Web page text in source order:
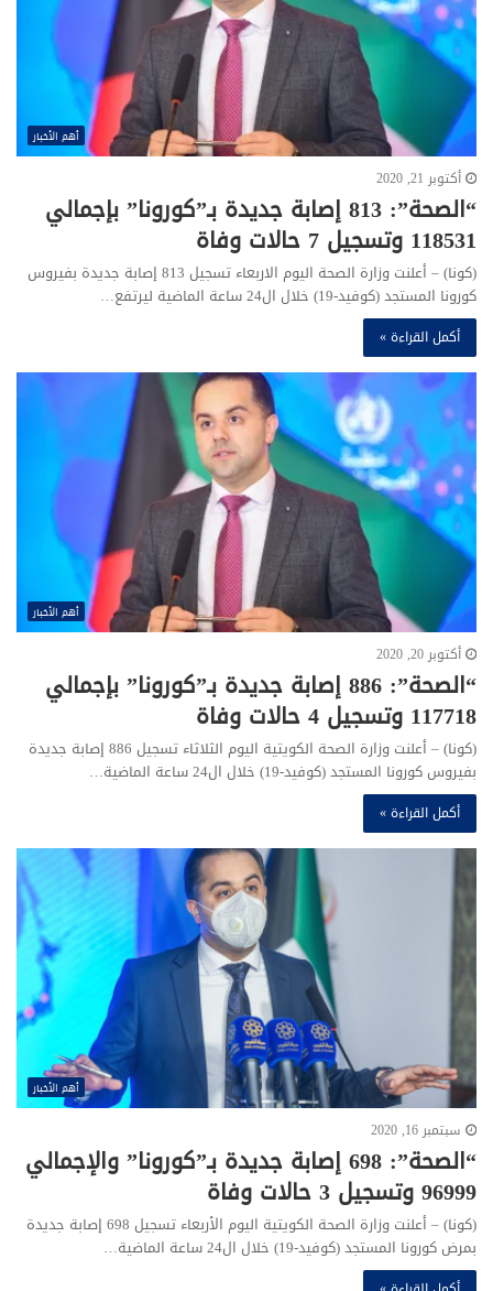
أهم الأخبار
أكتوبر 21, 2020
“الصحة”: 813 إصابة جديدة بـ”كورونا” بإجمالي
118531 وتسجيل 7 حالات وفاة
(كونا) – أعلنت وزارة الصحة اليوم الاربعاء تسجيل 813 إصابة جديدة بفيروس
كورونا المستجد (كوفيد-19) خلال ال24 ساعة الماضية ليرتفع…
أكمل القراءة »
أهم الأخبار
أكتوبر 20, 2020
“الصحة”: 886 إصابة جديدة بـ”كورونا” بإجمالي
117718 وتسجيل 4 حالات وفاة
(كونا) – أعلنت وزارة الصحة الكويتية اليوم الثلاثاء تسجيل 886 إصابة جديدة
بفيروس كورونا المستجد (كوفيد-19) خلال ال24 ساعة الماضية…
أكمل القراءة »
أهم الأخبار
سبتمبر 16, 2020
“الصحة”: 698 إصابة جديدة بـ”كورونا” والإجمالي
96999 وتسجيل 3 حالات وفاة
(كونا) – أعلنت وزارة الصحة الكويتية اليوم الأربعاء تسجيل 698 إصابة جديدة
بمرض كورونا المستجد (كوفيد-19) خلال ال24 ساعة الماضية…